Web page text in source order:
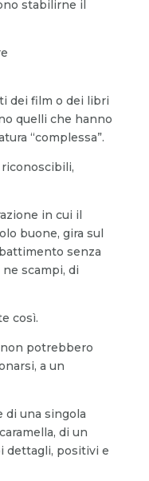
stabilirne il
dei film o dei libri
quelli che hanno
“complessa”.
in cui il
buone, gira sul
senza
scampi, di
così.
potrebbero
a un
di una singola
di un
dettagli, positivi e